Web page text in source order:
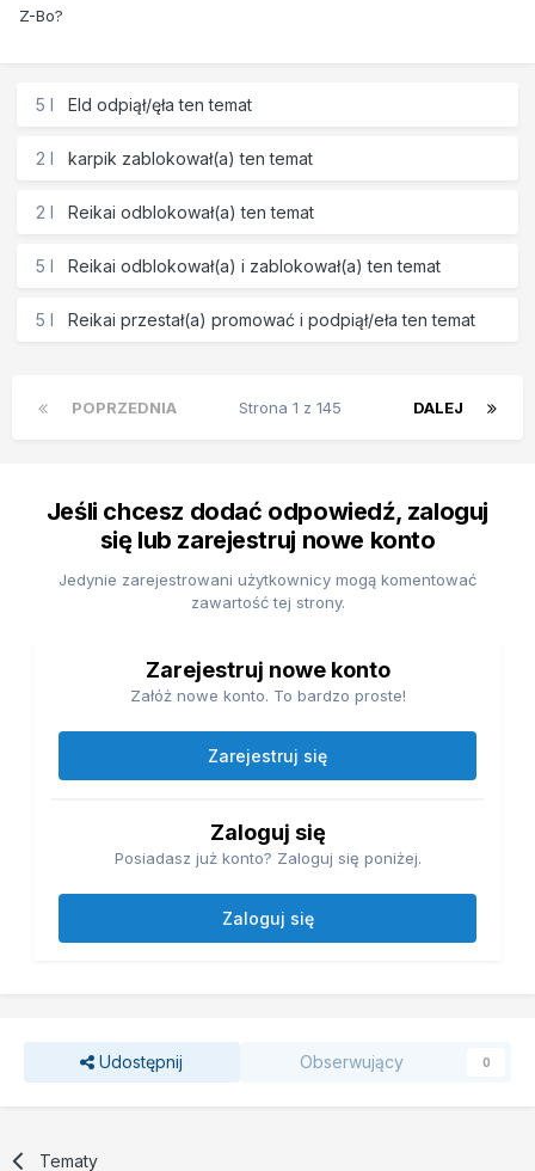
Z-Bo?
5 l Eld odpiął/ęła ten temat
2 l karpik zablokował(a) ten temat
2 l Reikai odblokował(a) ten temat
5 l Reikai odblokował(a) i zablokował(a) ten temat
5 l Reikai przestał(a) promować i podpiął/eła ten temat
POPRZEDNIA DALEJ
Strona 1 z 145
Jeśli chcesz dodać odpowiedź, zaloguj
się lub zarejestruj nowe konto
Jedynie zarejestrowani użytkownicy mogą komentować
zawartość tej strony.
Zarejestruj nowe konto
Załóż nowe konto. To bardzo proste!
Zarejestruj się
Zaloguj się
Posiadasz już konto? Zaloguj się poniżej.
Zaloguj się
Udostępnij Obserwujący 0
Tematy